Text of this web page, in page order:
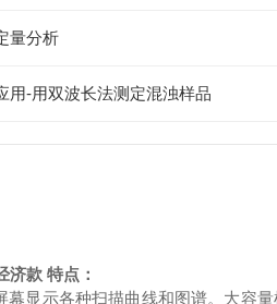
量分析
用-用双波长法测定混浊样品
济款 特点：
显示各种扫描曲线和图谱。大容量